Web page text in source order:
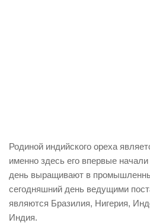
Родиной индийского ореха
именно здесь его впервые
день выращивают в
сегодняшний день ведущими
являются Бразилия, Нигерия,
Индия.